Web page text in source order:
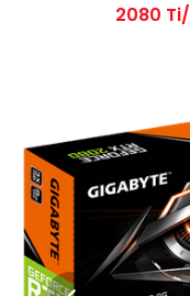
2080 Ti/